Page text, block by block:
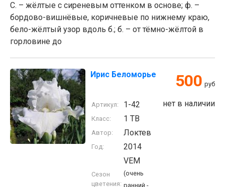
С. – жёлтые с сиреневым оттенком в основе; ф. –
бордово-вишнёвые, коричневые по нижнему краю,
бело-жёлтый узор вдоль б.; б. – от тёмно-жёлтой в
горловине до
Ирис Беломорье 500 руб
нет в наличии
Артикул: 1-42
Класс: 1 TB
Автор: Локтев
Год: 2014
Сезон
цветения:
VEM
(очень
ранний -